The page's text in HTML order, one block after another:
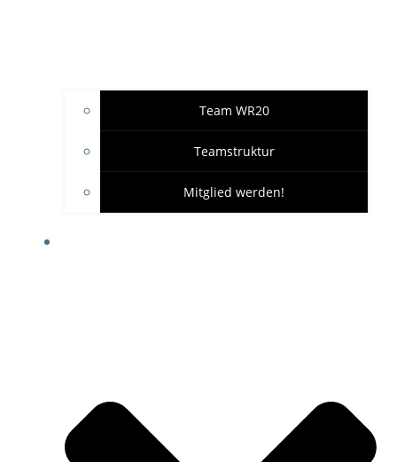
Team WR20
Teamstruktur
Mitglied werden!